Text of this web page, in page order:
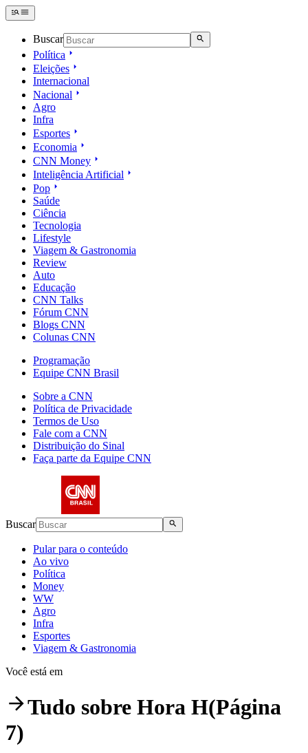
Buscar
Política
Eleições
Internacional
Nacional
Agro
Infra
Esportes
Economia
CNN Money
Inteligência Artificial
Pop
Saúde
Ciência
Tecnologia
Lifestyle
Viagem & Gastronomia
Review
Auto
Educação
CNN Talks
Fórum CNN
Blogs CNN
Colunas CNN
Programação
Equipe CNN Brasil
Sobre a CNN
Política de Privacidade
Termos de Uso
Fale com a CNN
Distribuição do Sinal
Faça parte da Equipe CNN
Buscar
Pular para o conteúdo
Ao vivo
Política
Money
WW
Agro
Infra
Esportes
Viagem & Gastronomia
Você está em
Tudo sobre Hora H(Página
7)